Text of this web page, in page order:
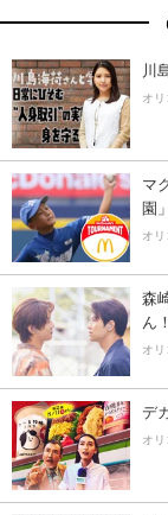
川
オ
マ
園」
オ
森
ん！
オ
デ
オ